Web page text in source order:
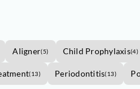
Aligner(5) Child Prophylaxis(4)
(13) Periodontitis(13)